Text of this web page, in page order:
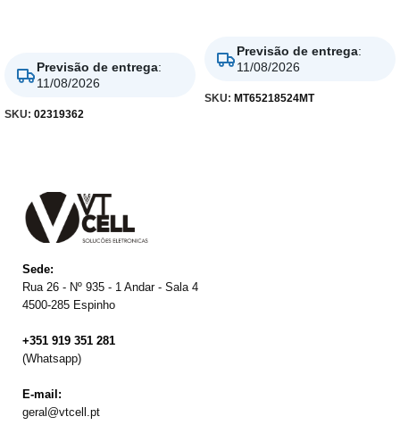
Previsão de entrega:
11/08/2026
SKU: 02319362
Previsão de entrega:
11/08/2026
SKU: MT65218524MT
Sede:
Rua 26 - Nº 935 - 1 Andar - Sala 4
4500-285 Espinho
+351 919 351 281
(Whatsapp)
E-mail:
geral@vtcell.pt